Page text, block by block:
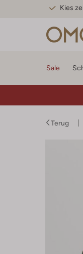
Kies
Sale
Terug